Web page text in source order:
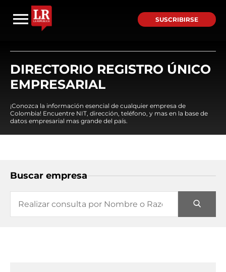
SUSCRIBIRSE
DIRECTORIO REGISTRO ÚNICO
EMPRESARIAL
¡Conozca la información esencial de cualquier empresa de
Colombia! Encuentre NIT, dirección, teléfono, y mas en la base de
datos empresarial mas grande del país.
Buscar empresa